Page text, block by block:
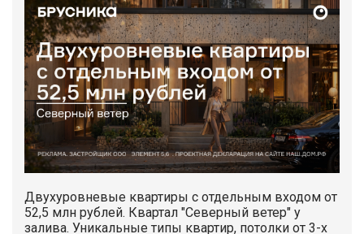
Двухуровневые квартиры с отдельным входом от
52,5 млн рублей. Квартал "Северный ветер" у
залива. Уникальные типы квартир, потолки от 3-х